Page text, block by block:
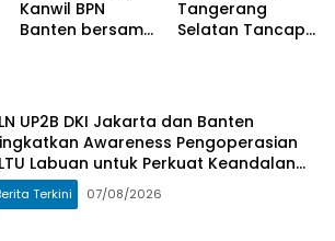
Kanwil BPN
Banten bersama
Kepada
Masyarakat
Tangerang
Selatan Tancap
Terjadwal
UP2B DKI Jakarta dan Banten
Awareness Pengoperasian
Labuan untuk Perkuat Keandalan
Listrik
Terkini 07/08/2026